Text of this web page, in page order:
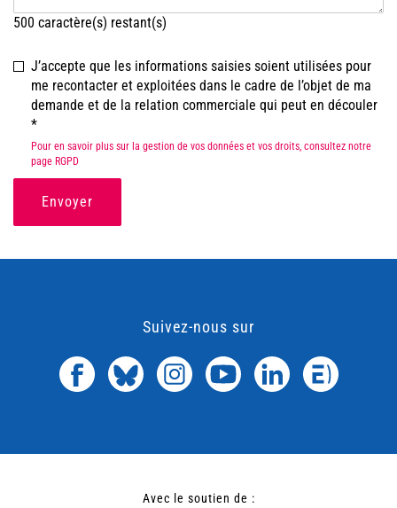
500 caractère(s) restant(s)
J’accepte que les informations saisies soient utilisées pour
me recontacter et exploitées dans le cadre de l’objet de ma
demande et de la relation commerciale qui peut en découler
Pour en savoir plus sur la gestion de vos données et vos droits, consultez notre
page RGPD
Envoyer
Suivez-nous sur
Avec le soutien de :